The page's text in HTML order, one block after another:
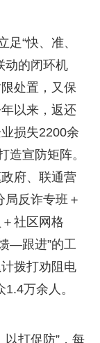
足“快、准、
动的闭环机
处置，又保
以来，返还
损失2200余
造宣防矩阵。
府、联通营
局反诈专班＋
社区网格
—跟进”的工
拨打劝阻电
万余人。
以打促防”，每